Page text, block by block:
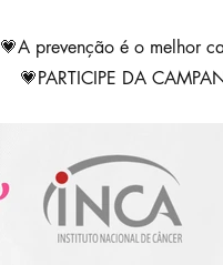
💗A prevenção é o melhor
💗PARTICIPE DA